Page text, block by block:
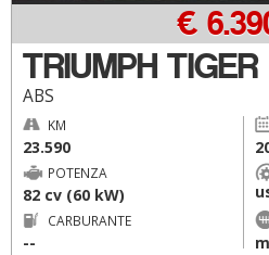
TRIUMPH TIGER
ABS
€
KM
23.590
POTENZA
82 cv (60 kW)
CARBURANTE
--